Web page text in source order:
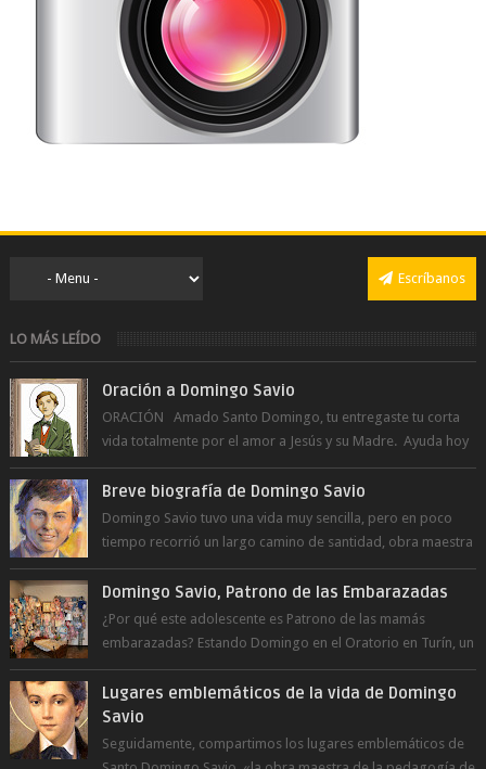
Escríbanos
LO MÁS LEÍDO
Oración a Domingo Savio
ORACIÓN Amado Santo Domingo, tu entregaste tu corta
vida totalmente por el amor a Jesús y su Madre. Ayuda hoy
a la juventud para ...
Breve biografía de Domingo Savio
Domingo Savio tuvo una vida muy sencilla, pero en poco
tiempo recorrió un largo camino de santidad, obra maestra
del Espíritu Santo y fr...
Domingo Savio, Patrono de las Embarazadas
¿Por qué este adolescente es Patrono de las mamás
embarazadas? Estando Domingo en el Oratorio en Turín, un
día le pide a Don Bosco...
Lugares emblemáticos de la vida de Domingo
Savio
Seguidamente, compartimos los lugares emblemáticos de